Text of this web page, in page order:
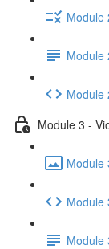
Module
Module
Module
Module 3 -
Module
Module
Module